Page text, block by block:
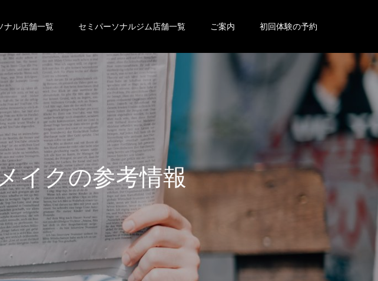
ナル店舗一覧 セミパーソナルジム店舗一覧 ご案内 初回体験の予約
イクの参考情報